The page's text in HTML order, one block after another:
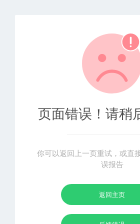
页面错误！请稍
你可以返回上一页重试，或直
误报告
返回主页